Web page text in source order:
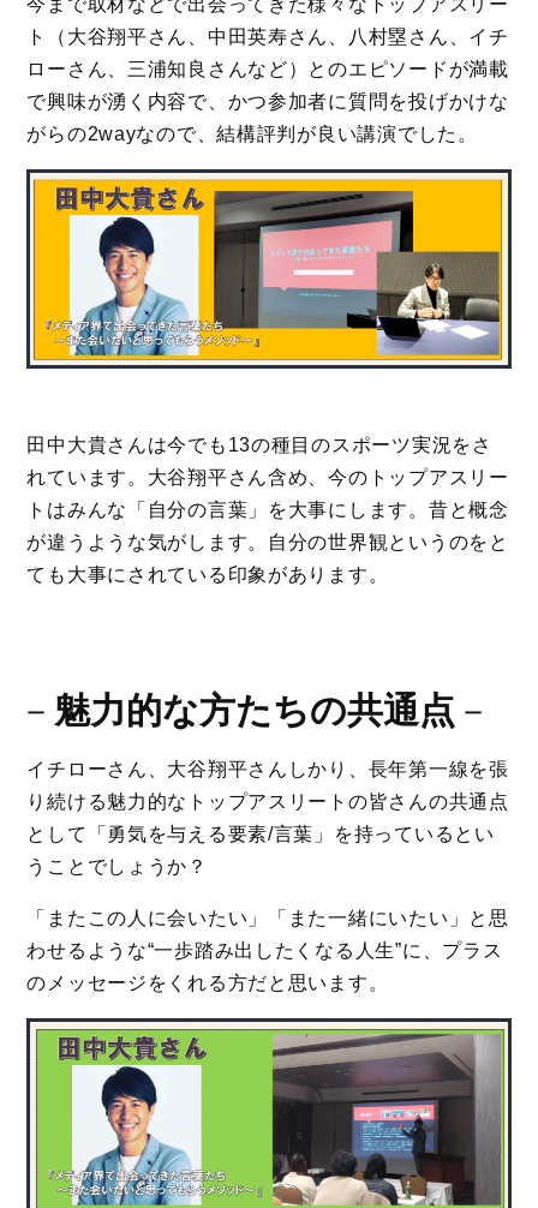
ト（大谷翔平さん、中田英寿さん、八村塁さん、イチ
ローさん、三浦知良さんなど）とのエピソードが満載
で興味が湧く内容で、かつ参加者に質問を投げかけな
がらの2wayなので、結構評判が良い講演でした。
田中大貴さんは今でも13の種目のスポーツ実況をさ
れています。大谷翔平さん含め、今のトップアスリー
トはみんな「自分の言葉」を大事にします。昔と概念
が違うような気がします。自分の世界観というのをと
ても大事にされている印象があります。
－ 魅力的な方たちの共通点 －
イチローさん、大谷翔平さんしかり、長年第一線を張
り続ける魅力的なトップアスリートの皆さんの共通点
として「勇気を与える要素/言葉」を持っているとい
うことでしょうか？
「またこの人に会いたい」「また一緒にいたい」と思
わせるような“一歩踏み出したくなる人生”に、プラス
のメッセージをくれる方だと思います。